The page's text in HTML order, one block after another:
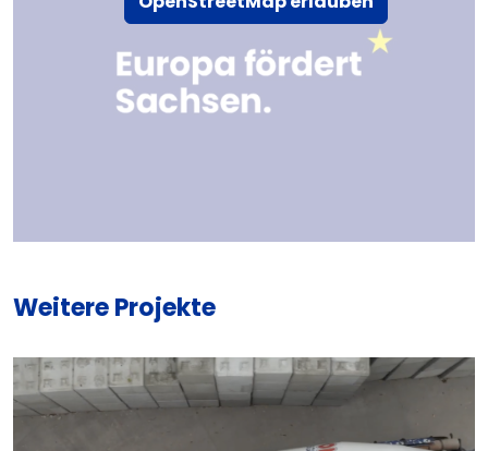
Weitere Projekte